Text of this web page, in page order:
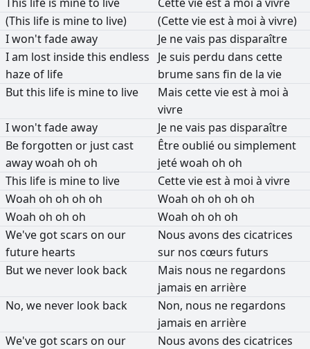
(This life is mineto live) (Cettevie està moi à vivre)
Iwon'tfadeaway Je nevais pas disparaître
Iam lost insidethis endless
haze of life
Jesuis perdu dans cette
brumesans fin de la vie
Butthis life is mineto live Mais cettevie està moi à
vivre
Iwon'tfadeaway Je nevais pas disparaître
Beforgotten or just cast
awaywoah oh oh
Être oublié ou simplement
jetéwoah oh oh
This life is mineto live Cettevie està moi à vivre
Woah oh oh oh oh Woah oh oh oh oh
Woah oh oh oh Woah oh oh oh
We've gotscars on our
future hearts
Nous avons des cicatrices
sur nos cœurs futurs
Butwe never look back Mais nous ne regardons
jamais en arrière
No, we never look back Non, nous ne regardons
jamais en arrière
We've gotscars on our
Nous avons des cicatrices